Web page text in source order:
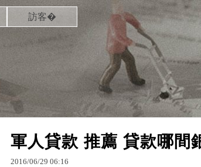
訪客�
軍人貸款 推薦 貸款哪間
2016/06/29 06:16